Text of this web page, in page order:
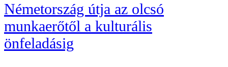
Németország útja az olcsó
munkaerőtől a kulturális
önfeladásig